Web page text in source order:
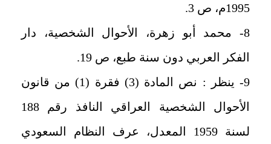
1995م، ص 3.
8- محمد أبو زهرة، الأحوال الشخصية، دار
الفكر العربي دون سنة طبع، ص 19.
9- ينظر : نص المادة (3) فقرة (1) من قانون
الأحوال الشخصية العراقي النافذ رقم 188
لسنة 1959 المعدل، عرف النظام السعودي